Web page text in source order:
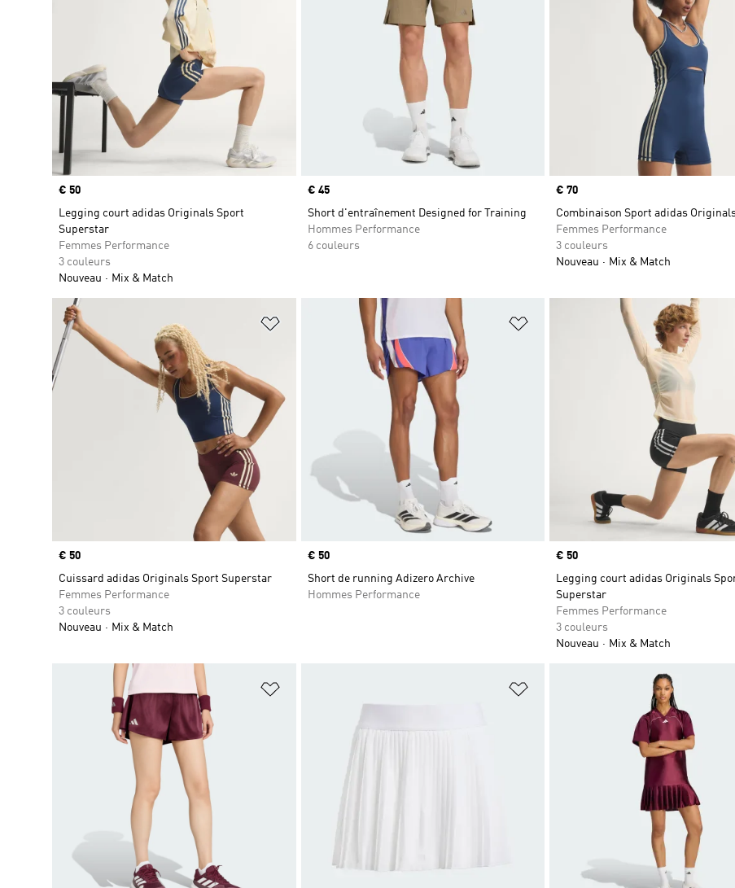
Prix
€ 50
Legging court adidas Originals Sport
Superstar
Femmes Performance
3 couleurs
Nouveau
Mix & Match
Prix
€ 45
Short d'entraînement Designed for Training
Hommes Performance
6 couleurs
Prix
€ 70
Combinaison Sport adidas
Femmes Performance
3 couleurs
Nouveau
Mix & Match
Ajouter à la Liste de produits favoris
Prix
€ 50
Cuissard adidas Originals Sport Superstar
Femmes Performance
3 couleurs
Nouveau
Mix & Match
Ajouter à la Liste de produits favoris
Prix
€ 50
Short de running Adizero Archive
Hommes Performance
Prix
€ 50
Legging court adidas Originals
Superstar
Femmes Performance
3 couleurs
Nouveau
Mix & Match
Ajouter à la Liste de produits favoris